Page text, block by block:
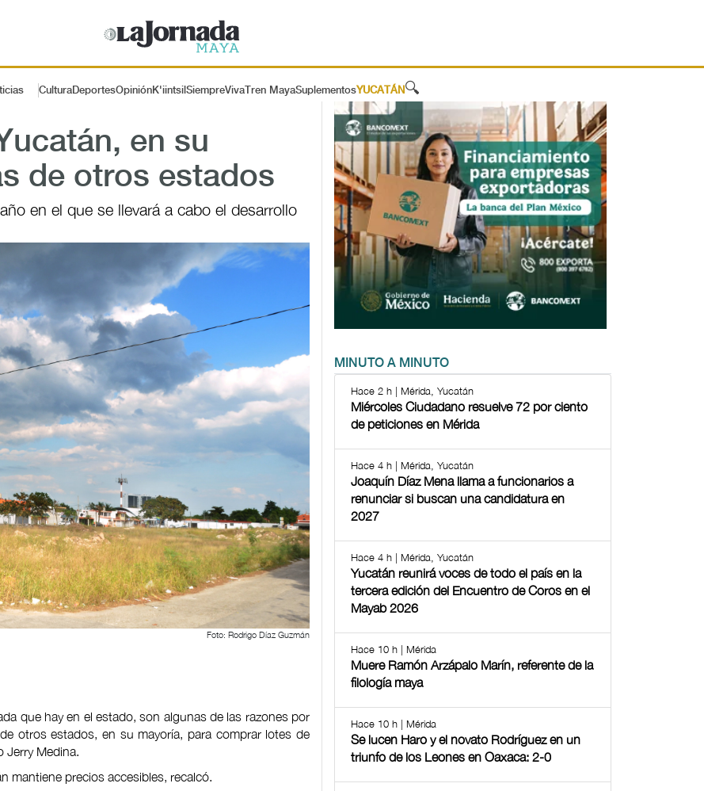
CulturaDeportesOpiniónK'iintsil SiempreViva Tren MayaSuplementosYUCATÁN 🔍
en su
de otros estados
en el que se llevará a cabo el desarrollo
Foto: Rodrigo Díaz Guzmán
que hay en el estado, son algunas de las razones por
otros estados, en su mayoría, para comprar lotes de
Jerry Medina.
mantiene precios accesibles, recalcó.
MINUTO A MINUTO
Hace 2 h | Mérida, Yucatán
Miércoles Ciudadano resuelve 72 por ciento
de peticiones en Mérida
Hace 4 h | Mérida, Yucatán
Joaquín Díaz Mena llama a funcionarios a
renunciar si buscan una candidatura en
2027
Hace 4 h | Mérida, Yucatán
Yucatán reunirá voces de todo el país en la
tercera edición del Encuentro de Coros en el
Mayab 2026
Hace 10 h | Mérida
Muere Ramón Arzápalo Marín, referente de la
filología maya
Hace 10 h | Mérida
Se lucen Haro y el novato Rodríguez en un
triunfo de los Leones en Oaxaca: 2-0